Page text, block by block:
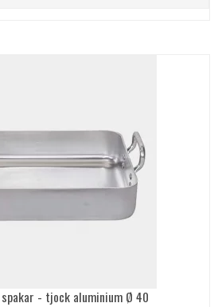
- tjock aluminium Ø 40